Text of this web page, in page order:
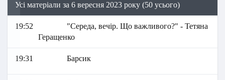
Усі матеріали за 6 вересня 2023 року (50 усього)
19:52
"Середа, вечір. Що важливого?" - Тетяна
Геращенко
19:31 Барсик